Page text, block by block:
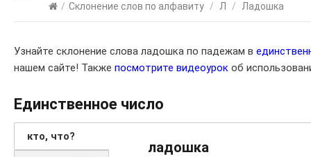
/ Склонение слов по алфавиту / Л / Ладошка
Узнайте склонение слова ладошка по падежам в
нашем сайте! Также посмотрите видеоурок об
Единственное число
кто, что?
ладошка